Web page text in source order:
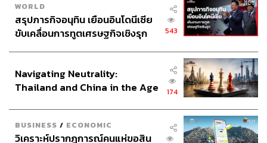
WORLD
สรุปภารกิจอนุทิน เยือนอินโดนีเซีย
ขับเคลื่อนการทูตเศรษฐกิจเชิงรุก
543
Navigating Neutrality:
Thailand and China in the Age
174
BUSINESS / ECONOMIC
วิเคราะห์ปรากฏการณ์คนแห่ขอสิน